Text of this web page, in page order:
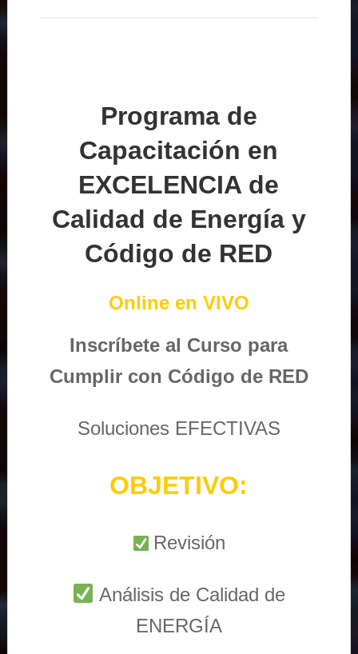
Programa de
Capacitación en
EXCELENCIA de
Calidad de Energía y
Código de RED
Online en VIVO
Inscríbete al Curso para
Cumplir con Código de RED
Soluciones EFECTIVAS
OBJETIVO:
Revisión
Análisis de Calidad de
ENERGÍA